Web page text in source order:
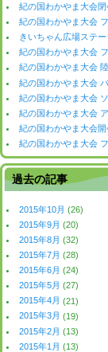
紀の国わかやま大会閉
紀の国わかやま大会
きいちゃん広場ステ
紀の国わかやま大会
紀の国わかやま大会
紀の国わかやま大会
紀の国わかやま大会
紀の国わかやま大会
紀の国わかやま大会開
紀の国わかやま大会
過去の記事
2015年10月 (26)
2015年9月 (20)
2015年8月 (32)
2015年7月 (28)
2015年6月 (24)
2015年5月 (27)
2015年4月 (21)
2015年3月 (19)
2015年2月 (13)
2015年1月 (13)